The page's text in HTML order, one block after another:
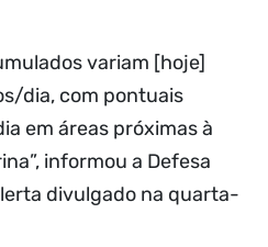
variam [hoje]
dia, com pontuais
em áreas próximas à
informou a Defesa
divulgado na quarta-